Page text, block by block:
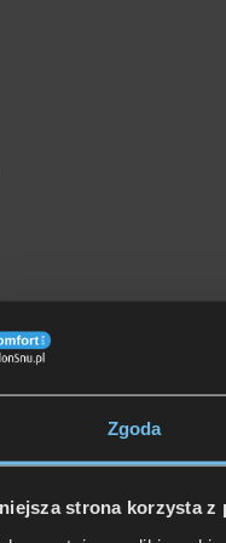
Zgoda
strona korzysta z